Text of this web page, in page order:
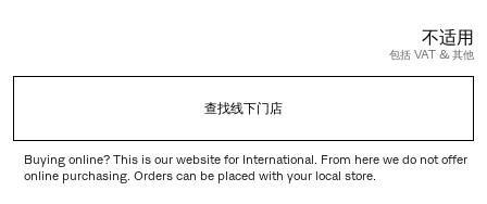
不适用
包括 VAT & 其他
查找线下门店
Buying online? This is our website for International. From here we do not offer
online purchasing. Orders can be placed with your local store.